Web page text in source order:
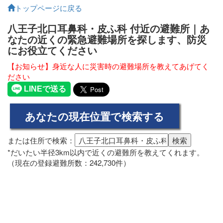
トップページに戻る
八王子北口耳鼻科・皮ふ科 付近の避難所｜あ
なたの近くの緊急避難場所を探します、防災
にお役立てください
【お知らせ】身近な人に災害時の避難場所を教えてあげてく
ださい
または住所で検索：
*だいたい半径3km以内で近くの避難所を教えてくれます。
（現在の登録避難所数：242,730件）